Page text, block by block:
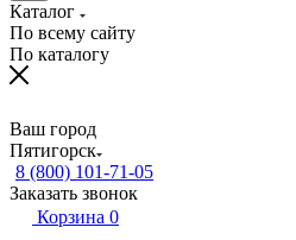
Каталог
По всему сайту
По каталогу
Ваш город
Пятигорск
8 (800) 101-71-05
Заказать звонок
Корзина 0